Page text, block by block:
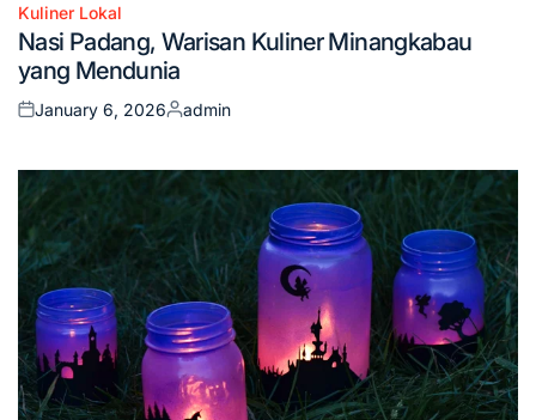
Posted
in
Kuliner Lokal
Nasi Padang, Warisan Kuliner Minangkabau
yang Mendunia
Posted
January 6, 2026
Posted
admin